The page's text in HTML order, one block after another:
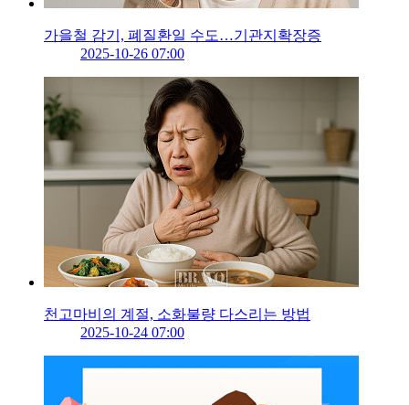
가을철 감기, 폐질환일 수도…기관지확장증
2025-10-26 07:00
천고마비의 계절, 소화불량 다스리는 방법
2025-10-24 07:00